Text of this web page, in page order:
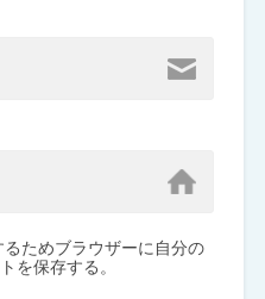
ためブラウザーに自分の
を保存する。